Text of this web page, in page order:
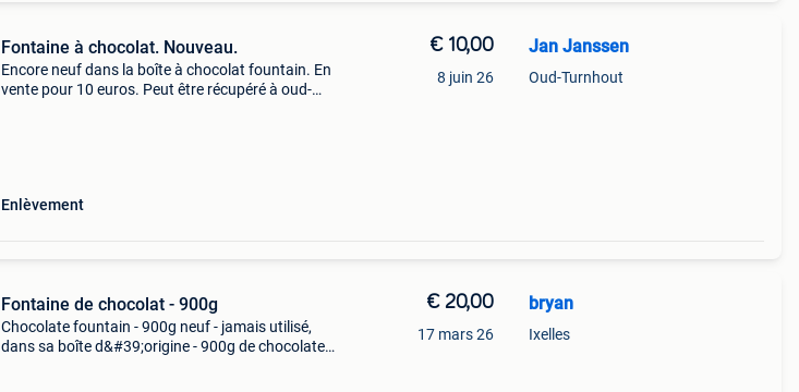
Fontaine à chocolat. Nouveau.
Encore neuf dans la boîte à chocolat fountain. En
vente pour 10 euros. Peut être récupéré à oud-
Enlèvement
€ 10,00
8 juin 26
Jan Janssen
Oud-Turnhout
Fontaine de chocolat - 900g
Chocolate fountain - 900g neuf - jamais utilisé,
dans sa boîte d&#39;origine - 900g de chocolate
€ 20,00
17 mars 26
bryan
Ixelles